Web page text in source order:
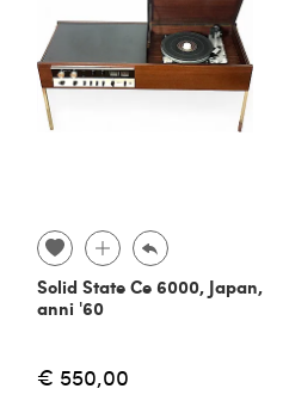
Solid State Ce 6000, Japan,
anni '60
€ 550,00